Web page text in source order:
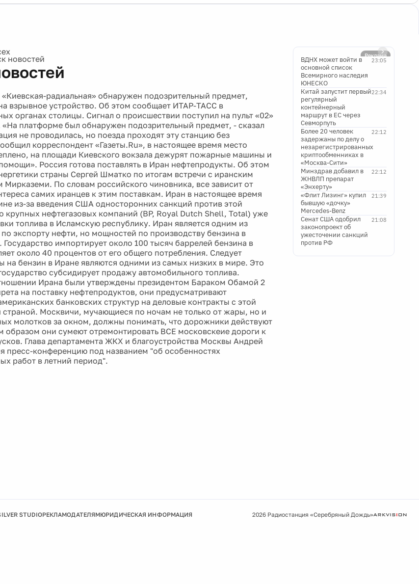
новостей
радиальная» обнаружен подозрительный предмет,
взрывное устройство. Об этом сообщает ИТАР-ТАСС в
органах столицы. Сигнал о происшествии поступил на пульт «02»
платформе был обнаружен подозрительный предмет, - сказал
не проводилась, но поезда проходят эту станцию без
корреспондент «Газеты.Ru», в настоящее время место
на площади Киевского вокзала дежурят пожарные машины и
Россия готова поставлять в Иран нефтепродукты. Об этом
страны Сергей Шматко по итогам встречи с иранским
Мирказеми. По словам российского чиновника, все зависит от
самих иранцев к этим поставкам. Иран в настоящее время
из-за введения США односторонних санкций против этой
крупных нефтегазовых компаний (BP, Royal Dutch Shell, Total) уже
топлива в Исламскую республику. Иран является одним из
экспорту нефти, но мощностей по производству бензина в
Государство импортирует около 100 тысяч баррелей бензина в
около 40 процентов от его общего потребления. Следует
на бензин в Иране являются одними из самых низких в мире. Это
субсидирует продажу автомобильного топлива.
Ирана были утверждены президентом Бараком Обамой 2
на поставку нефтепродуктов, они предусматривают
банковских структур на деловые контракты с этой
Москвичи, мучающиеся по ночам не только от жары, но и
молотков за окном, должны понимать, что дорожники действуют
образом они сумеют отремонтировать ВСЕ московскеие дороги к
Глава департамента ЖКХ и благоустройства Москвы Андрей
пресс-конференцию под названием "об особенностях
работ в летний период".
23:05
ВДНХ может войти в
основной список
Всемирного наследия
ЮНЕСКО
22:34
Китай запустит первый
регулярный
контейнерный
маршрут в ЕС через
Севморпуть
22:12
Более 20 человек
задержаны по делу о
незарегистрированных
криптообменниках в
«Москва-Сити»
22:12
Минздрав добавил в
ЖНВЛП препарат
«Энхерту»
21:39
«Флит Лизинг» купил
бывшую «дочку»
Mercedes-Benz
21:08
Сенат США одобрил
законопроект об
ужесточении санкций
против РФ
STUDIOРЕКЛАМОДАТЕЛЯМЮРИДИЧЕСКАЯ ИНФОРМАЦИЯ 2026 Радиостанция «Серебряный Дождь»